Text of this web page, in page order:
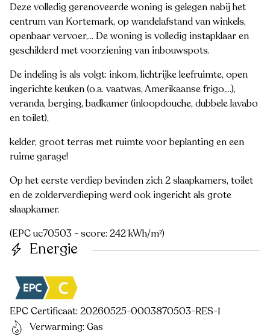
Deze volledig gerenoveerde woning is gelegen nabij het
centrum van Kortemark, op wandelafstand van winkels,
openbaar vervoer,... De woning is volledig instapklaar en
geschilderd met voorziening van inbouwspots.
De indeling is als volgt: inkom, lichtrijke leefruimte, open
ingerichte keuken (o.a. vaatwas, Amerikaanse frigo,...),
veranda, berging, badkamer (inloopdouche, dubbele lavabo
en toilet),
kelder, groot terras met ruimte voor beplanting en een
ruime garage!
Op het eerste verdiep bevinden zich 2 slaapkamers, toilet
en de zolderverdieping werd ook ingericht als grote
slaapkamer.
(EPC uc70503 - score: 242 kWh/m²)
Energie
EPC Certificaat: 20260525-0003870503-RES-1
Verwarming: Gas